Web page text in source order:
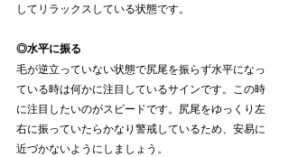
してリラックスしている状態です。
◎水平に振る
毛が逆立っていない状態で尻尾を振らず水平になっ
ている時は何かに注目しているサインです。この時
に注目したいのがスピードです。尻尾をゆっくり左
右に振っていたらかなり警戒しているため、安易に
近づかないようにしましょう。